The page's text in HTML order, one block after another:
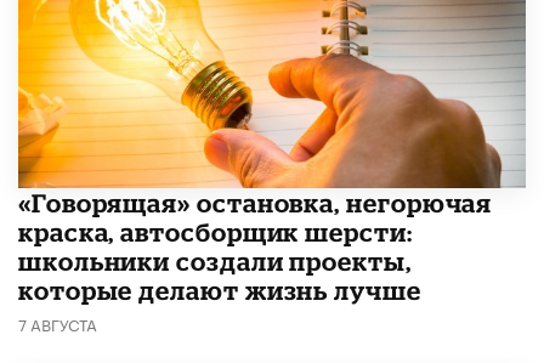
​«Говорящая» остановка, негорючая
краска, автосборщик шерсти:
школьники создали проекты,
которые делают жизнь лучше
7 АВГУСТА